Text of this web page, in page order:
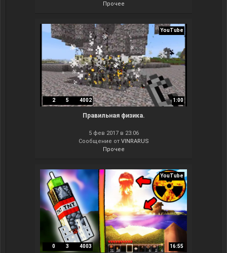
Прочее
YouTube
2 5 4002 1:00
Правильная физика.
5 фев 2017 в 23:06
Сообщение от VINRARUS
Прочее
YouTube
0 3 4003 16:55